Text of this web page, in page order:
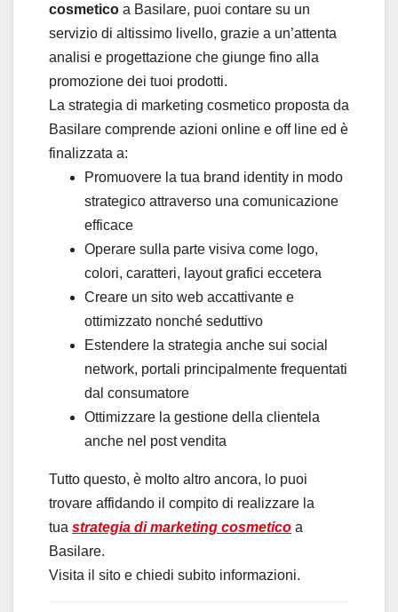
cosmetico a Basilare, puoi contare su un
servizio di altissimo livello, grazie a un’attenta
analisi e progettazione che giunge fino alla
promozione dei tuoi prodotti.
La strategia di marketing cosmetico proposta da
Basilare comprende azioni online e off line ed è
finalizzata a:
Promuovere la tua brand identity in modo
strategico attraverso una comunicazione
efficace
Operare sulla parte visiva come logo,
colori, caratteri, layout grafici eccetera
Creare un sito web accattivante e
ottimizzato nonché seduttivo
Estendere la strategia anche sui social
network, portali principalmente frequentati
dal consumatore
Ottimizzare la gestione della clientela
anche nel post vendita
Tutto questo, è molto altro ancora, lo puoi
trovare affidando il compito di realizzare la
tua strategia di marketing cosmetico a
Basilare.
Visita il sito e chiedi subito informazioni.